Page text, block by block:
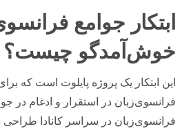
ابتکار جوامع
خوش‌آمدگو چیست؟
این ابتکار یک پروژه پایلوت است که
فرانسوی‌زبان در استقرار و ادغام در
فرانسوی‌زبان در سراسر کانادا